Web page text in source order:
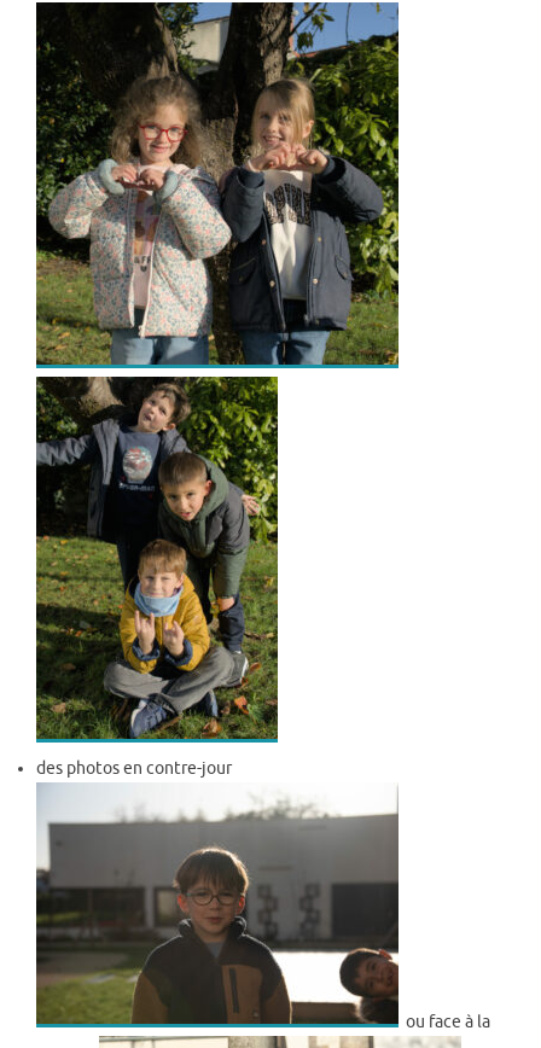
des photos en contre-jour
ou face à la